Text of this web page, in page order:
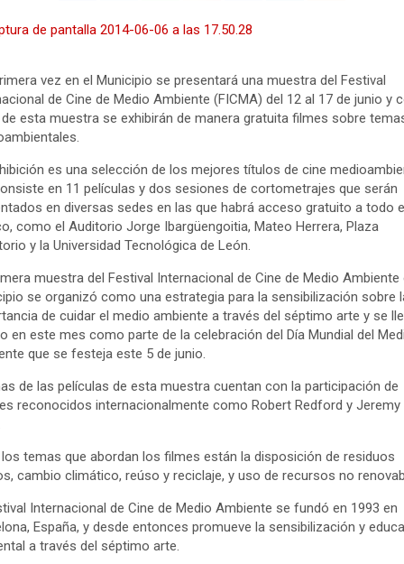
vez en el Municipio se presentará una muestra del Festival
de Cine de Medio Ambiente (FICMA) del 12 al 17 de junio y
esta muestra se exhibirán de manera gratuita filmes sobre
es una selección de los mejores títulos de cine
en 11 películas y dos sesiones de cortometrajes que serán
en diversas sedes en las que habrá acceso gratuito a todo
como el Auditorio Jorge Ibargüengoitia, Mateo Herrera, Plaza
y la Universidad Tecnológica de León.
muestra del Festival Internacional de Cine de Medio Ambiente
se organizó como una estrategia para la sensibilización sobre
de cuidar el medio ambiente a través del séptimo arte y se
en este mes como parte de la celebración del Día Mundial del
que se festeja este 5 de junio.
de las películas de esta muestra cuentan con la participación de
reconocidos internacionalmente como Robert Redford y Jeremy
los temas que abordan los filmes están la disposición de residuos
cambio climático, reúso y reciclaje, y uso de recursos no
Internacional de Cine de Medio Ambiente se fundó en 1993 en
España, y desde entonces promueve la sensibilización y
a través del séptimo arte.